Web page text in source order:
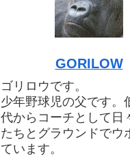
GORILOW
ゴリロウです。
少年野球児の父です。
代からコーチとして日
たちとグラウンドでウ
ています。